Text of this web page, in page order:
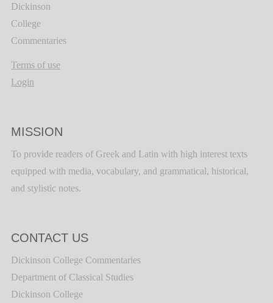
Dickinson
College
Commentaries
Terms of use
Login
MISSION
To provide readers of Greek and Latin with high interest texts
equipped with media, vocabulary, and grammatical, historical,
and stylistic notes.
CONTACT US
Dickinson College Commentaries
Department of Classical Studies
Dickinson College